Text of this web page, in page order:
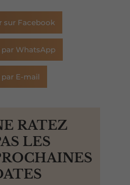
sur Facebook
par WhatsApp
par E-mail
RATEZ
LES